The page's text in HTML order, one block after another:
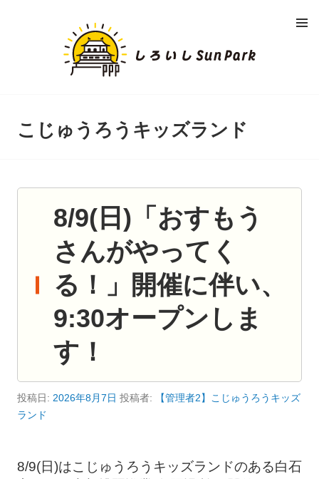
P
A
K
ー
こじゅうろうキッズランド
8/9(日)「おすもう
さんがやってく
る！」開催に伴い、
9:30オープンしま
す！
投稿日: 2026年8月7日 投稿者:
【管理者2】こじゅうろうキッズ
ランド
8/9(日)はこじゅうろうキッズランドのある白石